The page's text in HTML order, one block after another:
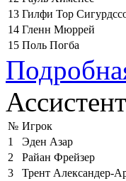
13 Гилфи Тор
14 Гленн Мюррей
15 Поль Погба
№ Игрок
1
Эден Азар
2
Райан Фрейзер
3
Трент Александер-